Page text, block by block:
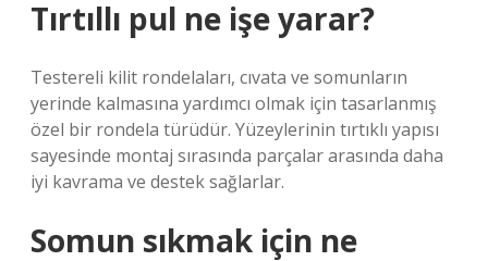
Tırtıllı pul ne işe yarar?
Testereli kilit rondelaları, cıvata ve somunların
yerinde kalmasına yardımcı olmak için tasarlanmış
özel bir rondela türüdür. Yüzeylerinin tırtıklı yapısı
sayesinde montaj sırasında parçalar arasında daha
iyi kavrama ve destek sağlarlar.
Somun sıkmak için ne